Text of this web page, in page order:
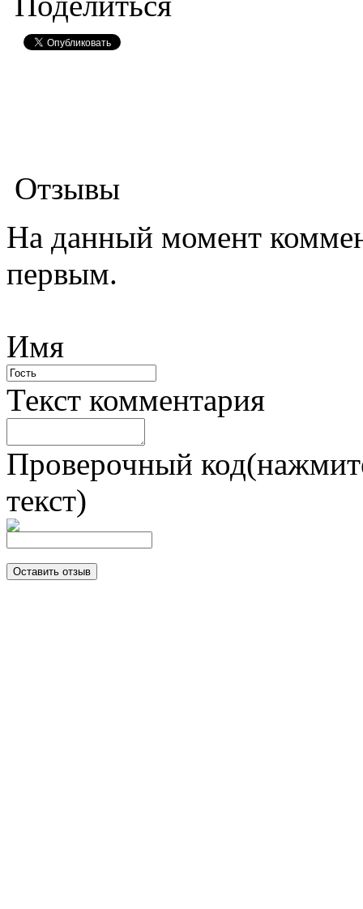
Отзывы
На данный момент
первым.
Имя
Текст комментария
Проверочный
текст)